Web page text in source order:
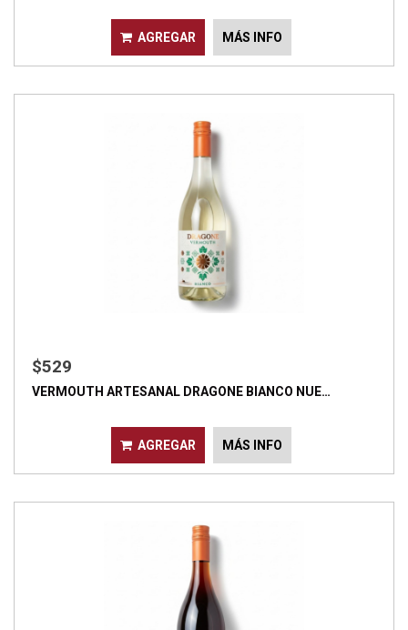
AGREGAR MÁS INFO
$529
VERMOUTH ARTESANAL DRAGONE BIANCO NUE…
AGREGAR MÁS INFO